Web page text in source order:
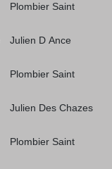
Plombier Saint
Julien D Ance
Plombier Saint
Julien Des Chazes
Plombier Saint